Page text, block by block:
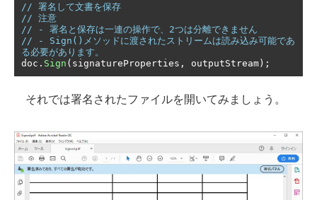
// 署名して文書を保存
// 注意
// - 署名と保存は一連の操作で、2つは分離できません
// - Sign()メソッドに渡されたストリームは読み込み可能であ
る必要があります。
doc . Sign ( signatureProperties , outputStream );
それでは署名されたファイルを開いてみましょう。